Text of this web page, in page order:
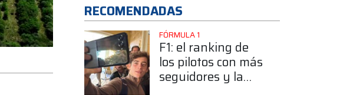
RECOMENDADAS
FÓRMULA 1
F1: el ranking de
los pilotos con más
seguidores y la